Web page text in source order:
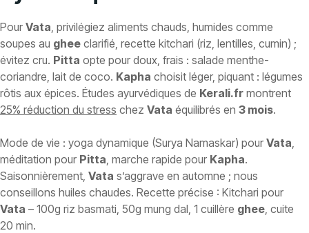
Pour Vata , privilégiez aliments chauds, humides comme
soupes au ghee clarifié, recette kitchari (riz, lentilles, cumin) ;
évitez cru. Pitta opte pour doux, frais : salade menthe-
coriandre, lait de coco. Kapha choisit léger, piquant : légumes
rôtis aux épices. Études ayurvédiques de Kerali.fr montrent
25% réduction du stress chez Vata équilibrés en 3 mois.
Mode de vie : yoga dynamique (Surya Namaskar) pour Vata
méditation pour Pitta , marche rapide pour Kapha.
Saisonnièrement, Vata s’aggrave en automne ; nous
conseillons huiles chaudes. Recette précise : Kitchari pour
Vata – 100g riz basmati, 50g mung dal, 1 cuillère ghee , cuite
20 min.